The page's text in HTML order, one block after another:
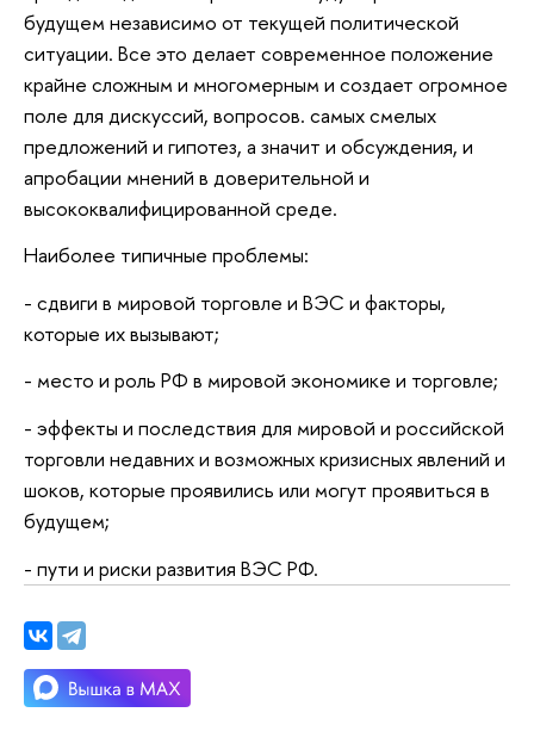
будущем независимо от текущей политической
ситуации. Все это делает современное положение
крайне сложным и многомерным и создает огромное
поле для дискуссий, вопросов. самых смелых
предложений и гипотез, а значит и обсуждения, и
апробации мнений в доверительной и
высококвалифицированной среде.
Наиболее типичные проблемы:
- сдвиги в мировой торговле и ВЭС и факторы,
которые их вызывают;
- место и роль РФ в мировой экономике и торговле;
- эффекты и последствия для мировой и российской
торговли недавних и возможных кризисных явлений и
шоков, которые проявились или могут проявиться в
будущем;
- пути и риски развития ВЭС РФ.